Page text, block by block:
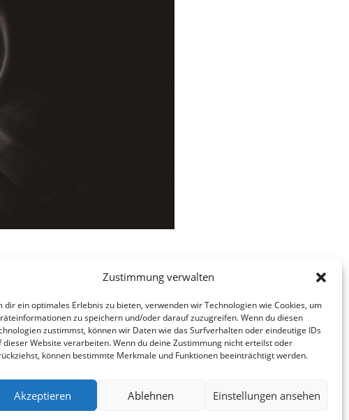
Zustimmung verwalten
dir ein optimales Erlebnis zu bieten, verwenden wir Technologien wie Cookies, um
zu speichern und/oder darauf zuzugreifen. Wenn du diesen
zustimmst, können wir Daten wie das Surfverhalten oder eindeutige IDs
dieser Website verarbeiten. Wenn du deine Zustimmung nicht erteilst oder
können bestimmte Merkmale und Funktionen beeinträchtigt werden.
Akzeptieren Ablehnen Einstellungen ansehen